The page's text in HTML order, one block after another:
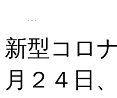
新型コロ
月２４日